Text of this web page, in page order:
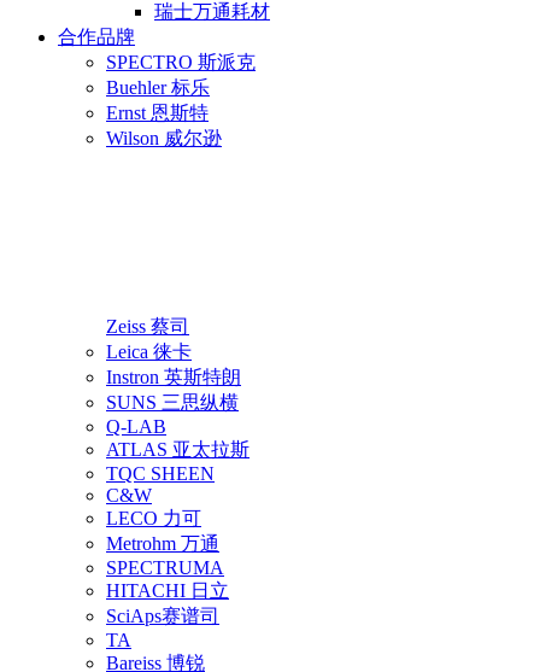
瑞士万通耗材
合作品牌
SPECTRO 斯派克
Buehler 标乐
Ernst 恩斯特
Wilson 威尔逊
Zeiss 蔡司
Leica 徕卡
Instron 英斯特朗
SUNS 三思纵横
Q-LAB
ATLAS 亚太拉斯
TQC SHEEN
C&W
LECO 力可
Metrohm 万通
SPECTRUMA
HITACHI 日立
SciAps赛谱司
TA
Bareiss 博锐